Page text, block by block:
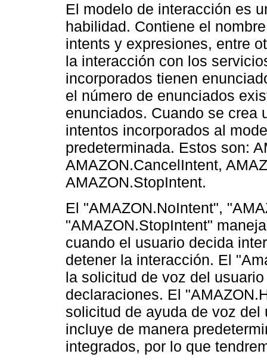
El modelo de interacción es
habilidad. Contiene el
intents y expresiones, entre
la interacción con los
incorporados tienen
el número de enunciados
enunciados. Cuando se crea
intentos incorporados al
predeterminada. Estos son:
AMAZON.CancelIntent,
AMAZON.StopIntent.
El "AMAZON.NoIntent",
"AMAZON.StopIntent"
cuando el usuario decida
detener la interacción. El
la solicitud de voz del
declaraciones. El
solicitud de ayuda de voz
incluye de manera
integrados, por lo que